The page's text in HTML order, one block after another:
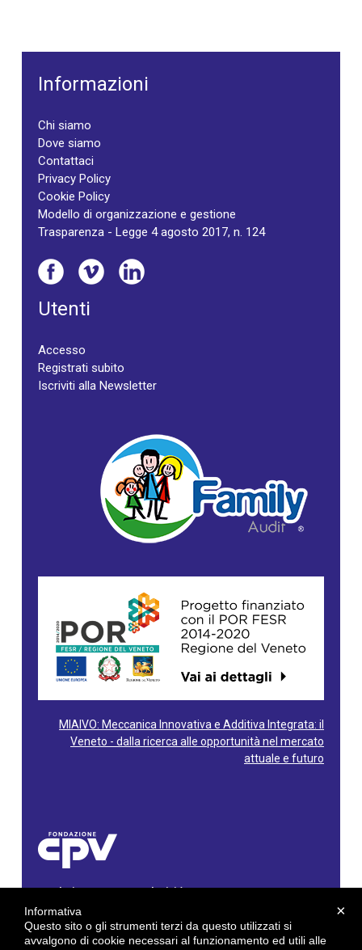
Informazioni
Chi siamo
Dove siamo
Contattaci
Privacy Policy
Cookie Policy
Modello di organizzazione e gestione
Trasparenza - Legge 4 agosto 2017, n. 124
Utenti
Accesso
Registrati subito
Iscriviti alla Newsletter
MIAIVO: Meccanica Innovativa e Additiva Integrata: il
Veneto - dalla ricerca alle opportunità nel mercato
attuale e futuro
Via Gioacchino Rossini, 60 - 36100 Vicenza - Italy
Tel. 0444/960500 - Fax 0444/1932220
C.F. e P. IVA: 02429800242
×
Informativa
Questo sito o gli strumenti terzi da questo utilizzati si
avvalgono di cookie necessari al funzionamento ed utili alle